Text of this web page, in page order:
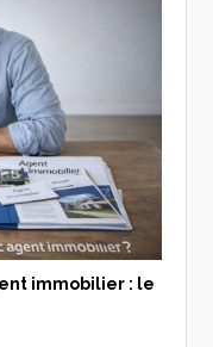
immobilier : le